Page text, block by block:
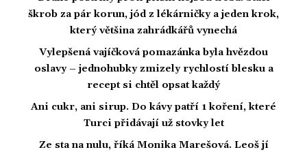
škrob za pár korun, jód z lékárničky a jeden krok,
který většina zahrádkářů vynechá
Vylepšená vajíčková pomazánka byla hvězdou
oslavy – jednohubky zmizely rychlostí blesku a
recept si chtěl opsat každý
Ani cukr, ani sirup. Do kávy patří 1 koření, které
Turci přidávají už stovky let
Ze sta na nulu, říká Monika Marešová. Leoš jí